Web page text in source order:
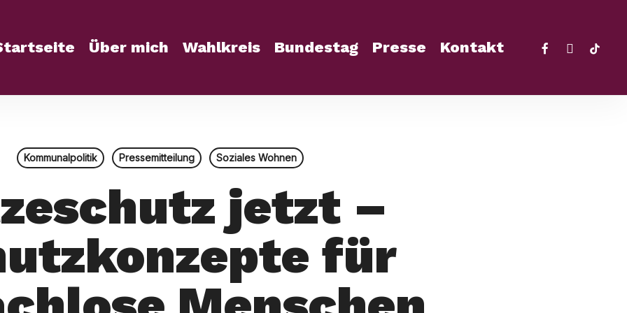
Über mich Wahlkreis Bundestag Presse Kontakt facebook
Kommunalpolitik Pressemitteilung Soziales Wohnen
jetzt –
für